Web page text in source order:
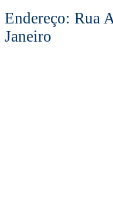
Endereço: Rua
Janeiro